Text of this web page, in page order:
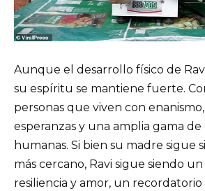
Aunque el desarrollo físico de
su espíritu se mantiene fuerte.
personas que viven con
esperanzas y una amplia gama
humanas. Si bien su madre sigue
más cercano, Ravi sigue siendo
resiliencia y amor, un